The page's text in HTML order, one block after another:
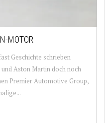
MOTOR
Geschichte schrieben
Aston Martin doch noch
Premier Automotive Group,